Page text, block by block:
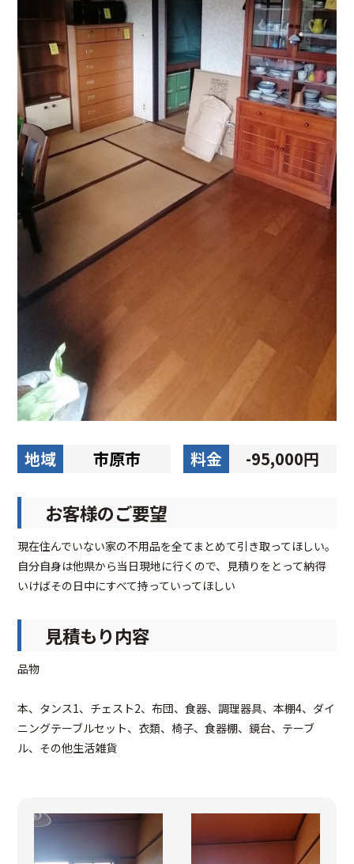
地域 市原市 料金 -95,000円
お客様のご要望
現在住んでいない家の不用品を全てまとめて引き取ってほしい。
自分自身は他県から当日現地に行くので、見積りをとって納得
いけばその日中にすべて持っていってほしい
見積もり内容
品物
本、タンス1、チェスト2、布団、食器、調理器具、本棚4、ダイ
ニングテーブルセット、衣類、椅子、食器棚、鏡台、テーブ
ル、その他生活雑貨